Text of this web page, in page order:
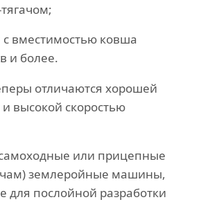
вместимостью ковша
и более.
отличаются хорошей
высокой скоростью
или прицепные
землеройные машины,
для послойной разработки